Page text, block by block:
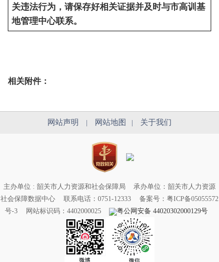
关违法行为，请保存好相关证据并及时与市高训基
地管理中心联系。
相关附件：
网站声明 | 网站地图 | 关于我们
主办单位 : 韶关市人力资源和社会保障局
承办单位：韶关市人力资源
社会保障数据中心
联系电话：0751-12333
备案号：粤ICP备05055572
号-3
网站标识码：4402000025 粤公网安备 44020302000129号